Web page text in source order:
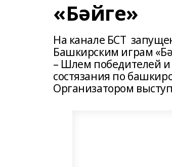
«Бәйге»
На канале БСТ
Башкирским играм
– Шлем победителей и
состязания по
Организатором